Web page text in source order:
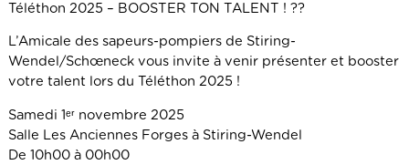
Téléthon 2025 – BOOSTER TON TALENT ! ??
L’Amicale des sapeurs-pompiers de Stiring-
Wendel/Schœneck vous invite à venir présenter et booster
votre talent lors du Téléthon 2025 !
Samedi 1ᵉʳ novembre 2025
Salle Les Anciennes Forges à Stiring-Wendel
De 10h00 à 00h00